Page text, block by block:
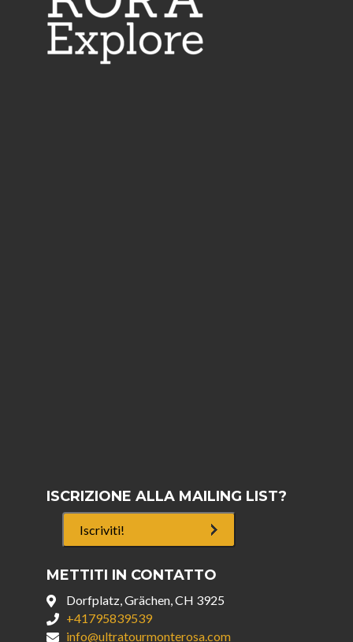
ISCRIZIONE ALLA MAILING LIST?
Iscriviti!
METTITI IN CONTATTO
Dorfplatz, Grächen, CH 3925
+41795839539
info@ultratourmonterosa.com